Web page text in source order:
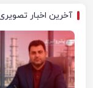
آخرین اخبار